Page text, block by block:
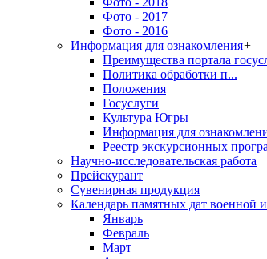
Фото - 2017
Фото - 2016
Информация для ознакомления+
Преимущества портала
Политика обработки п...
Положения
Госуслуги
Культура Югры
Информация для
Реестр экскурсионных
Научно-исследовательская работа
Прейскурант
Сувенирная продукция
Календарь памятных дат военной
Январь
Февраль
Март